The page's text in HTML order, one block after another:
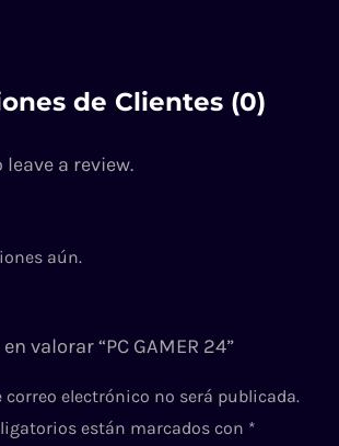
de Clientes (0)
a review.
aún.
valorar “PC GAMER 24”
correo electrónico no será publicada.
están marcados con *